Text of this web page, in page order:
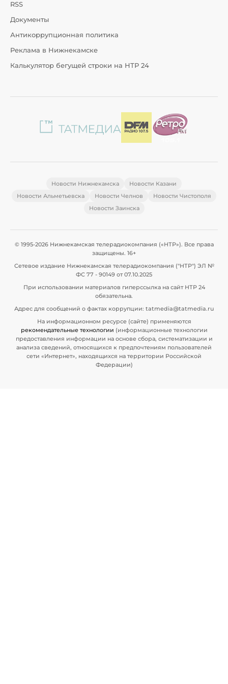
RSS
Документы
Антикоррупционная политика
Реклама в Нижнекамске
Калькулятор бегущей строки на НТР 24
Новости Нижнекамска
Новости Казани
Новости Альметьевска
Новости Челнов
Новости Чистополя
Новости Заинска
© 1995-2026 Нижнекамская телерадиокомпания («НТР»). Все права
защищены. 16+
Сетевое издание Нижнекамская телерадиокомпания ("НТР") ЭЛ №
ФС 77 - 90149 от 07.10.2025
При использовании материалов гиперссылка на сайт НТР 24
обязательна.
Адрес для сообщений о фактах коррупции: tatmedia@tatmedia.ru
На информационном ресурсе (сайте) применяются
рекомендательные технологии (информационные технологии
предоставления информации на основе сбора, систематизации и
анализа сведений, относящихся к предпочтениям пользователей
сети «Интернет», находящихся на территории Российской
Федерации)